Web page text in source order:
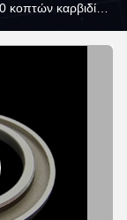
κοπτών καρβιδίου